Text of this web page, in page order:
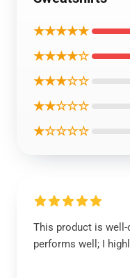
★★★★★
★★★★☆
★★★☆☆
★★☆☆☆
★☆☆☆☆
This product is
performs well; I